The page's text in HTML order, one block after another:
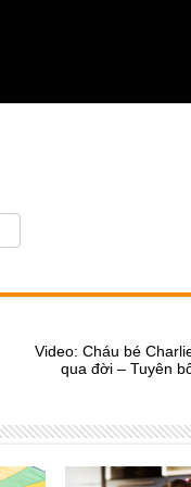
Video: Cháu bé
qua đời – Tuyên